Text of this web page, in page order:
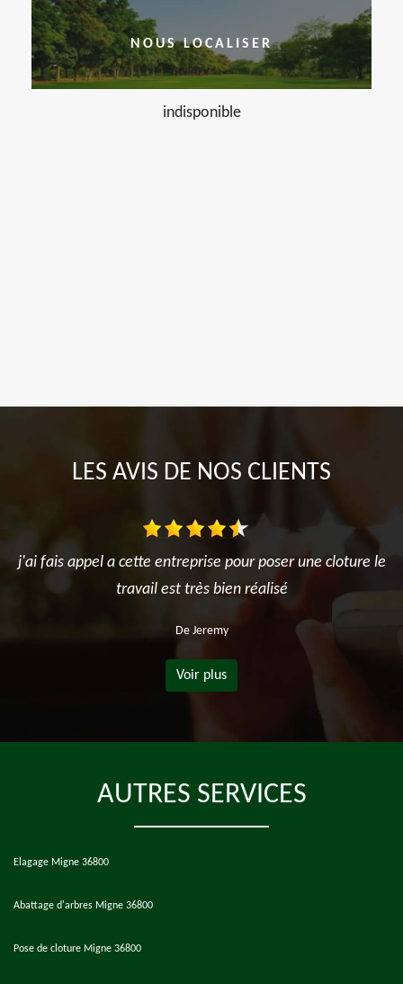
NOUS LOCALISER
indisponible
LES AVIS DE NOS CLIENTS
j'ai fais appel a cette entreprise pour poser une cloture le
travail est très bien réalisé
De Jeremy
Voir plus
AUTRES SERVICES
Elagage Migne 36800
Abattage d'arbres Migne 36800
Pose de cloture Migne 36800